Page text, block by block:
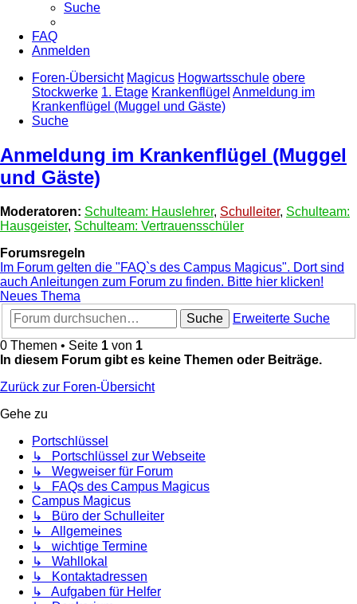
Suche
FAQ
Anmelden
Foren-Übersicht Magicus Hogwartsschule obere
Stockwerke 1. Etage Krankenflügel Anmeldung im
Krankenflügel (Muggel und Gäste)
Suche
Anmeldung im Krankenflügel (Muggel
und Gäste)
Moderatoren: Schulteam: Hauslehrer, Schulleiter, Schulteam:
Hausgeister, Schulteam: Vertrauensschüler
Forumsregeln
Im Forum gelten die "FAQ`s des Campus Magicus". Dort sind
auch Anleitungen zum Forum zu finden. Bitte hier klicken!
Neues Thema
Suche
Erweiterte Suche
0 Themen • Seite 1 von 1
In diesem Forum gibt es keine Themen oder Beiträge.
Zurück zur Foren-Übersicht
Gehe zu
Portschlüssel
↳ Portschlüssel zur Webseite
↳ Wegweiser für Forum
↳ FAQs des Campus Magicus
Campus Magicus
↳ Büro der Schulleiter
↳ Allgemeines
↳ wichtige Termine
↳ Wahllokal
↳ Kontaktadressen
↳ Aufgaben für Helfer